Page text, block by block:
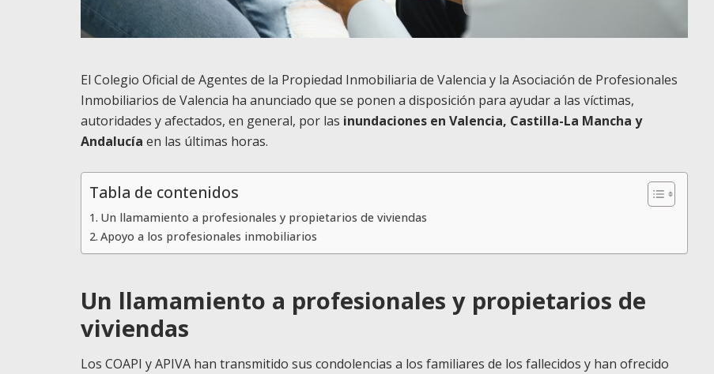
El Colegio Oficial de Agentes de la Propiedad Inmobiliaria de Valencia y la Asociación de Profesionales
Inmobiliarios de Valencia ha anunciado que se ponen a disposición para ayudar a las víctimas,
autoridades y afectados, en general, por las inundaciones en Valencia, Castilla-La Mancha y
Andalucía en las últimas horas.
Tabla de contenidos
Un llamamiento a profesionales y propietarios de viviendas
Apoyo a los profesionales inmobiliarios
Un llamamiento a profesionales y propietarios de
viviendas
Los COAPI y APIVA han transmitido sus condolencias a los familiares de los fallecidos y han ofrecido